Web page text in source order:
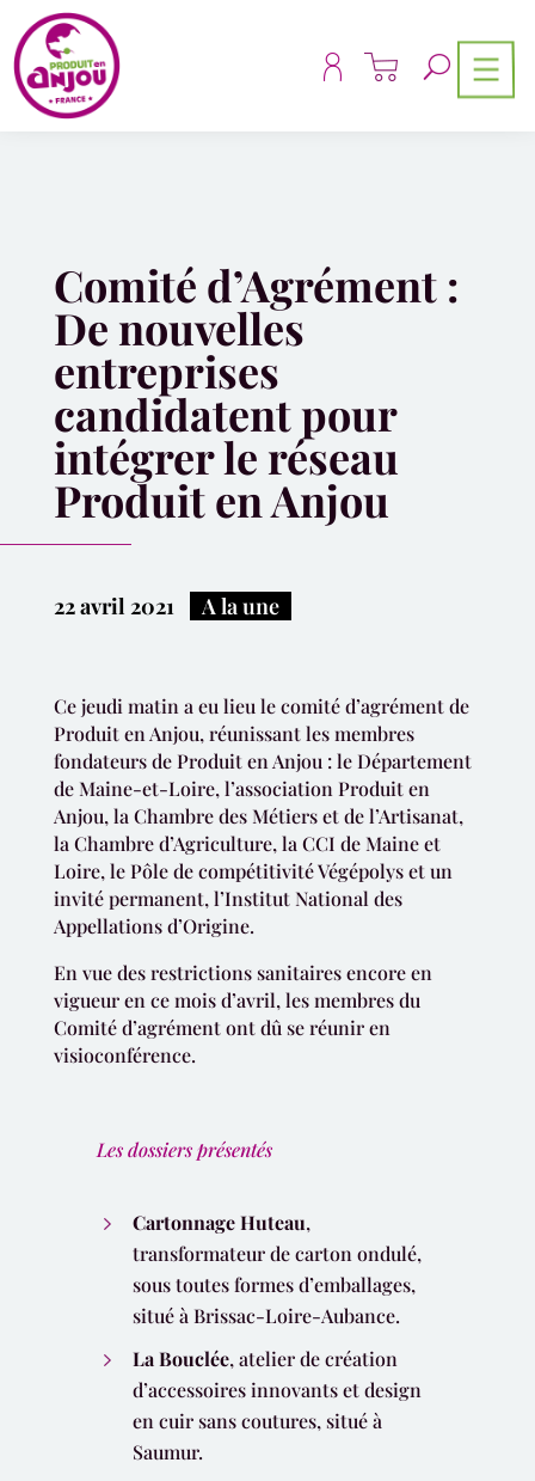
Comité d’Agrément :
De nouvelles
entreprises
candidatent pour
intégrer le réseau
Produit en Anjou
22 avril 2021| A la une
Ce jeudi matin a eu lieu le comité d’agrément de
Produit en Anjou, réunissant les membres
fondateurs de Produit en Anjou : le Département
de Maine-et-Loire, l’association Produit en
Anjou, la Chambre des Métiers et de l’Artisanat,
la Chambre d’Agriculture, la CCI de Maine et
Loire, le Pôle de compétitivité Végépolys et un
invité permanent, l’Institut National des
Appellations d’Origine.
En vue des restrictions sanitaires encore en
vigueur en ce mois d’avril, les membres du
Comité d’agrément ont dû se réunir en
visioconférence.
Les dossiers présentés
Cartonnage Huteau,
transformateur de carton ondulé,
sous toutes formes d’emballages,
situé à Brissac-Loire-Aubance.
La Bouclée, atelier de création
d’accessoires innovants et design
en cuir sans coutures, situé à
Saumur.
Panneau de gestion des cookies